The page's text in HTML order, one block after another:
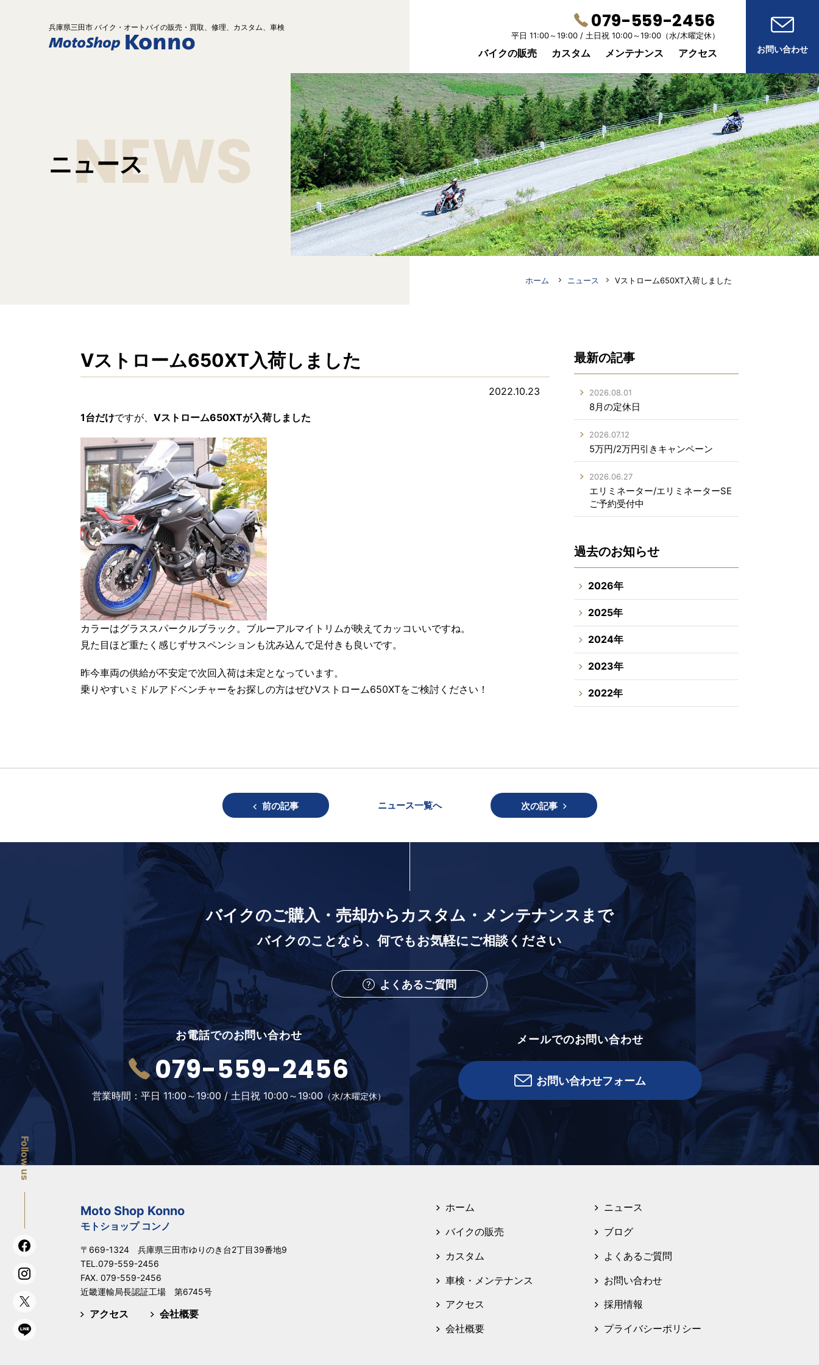
兵庫県三田市 バイク ・オートバイの販売・買取、修理、カスタム、車検 079-559-2456
平日 11:00～19:00 / 土日祝 10:00～19:00（水/木曜定休）
バイクの販売 カスタム メンテナンス アクセス お問い合わせ
ニュース
NEWS
ホーム ニュース Vストローム650XT入荷しました
Vストローム650XT入荷しました
2022.10.23
1台だけですが、 Vストローム650XTが入荷しました
カラーはグラススパークルブラック。ブルーアルマイトリムが映えてカッコいいですね。
見た目ほど重たく感じずサスペンションも沈み込んで足付きも良いです。
昨今車両の供給が不安定で次回入荷は未定となっています。
乗りやすいミドルアドベンチャーをお探しの方はぜひVストローム650XTをご検討ください！
最新の記事
2026.08.01
8月の定休日
2026.07.12
5万円/2万円引きキャンペーン
2026.06.27
エリミネーター/エリミネーターSE
ご予約受付中
過去のお知らせ
2026年
2025年
2024年
2023年
2022年
前の記事 ニュース一覧へ 次の記事
バイクのご購入・売却から カスタム・メンテナンスまで
バイクのことなら、何でもお気軽にご相談ください
よくあるご質問
お電話でのお問い合わせ
079-559-2456
営業時間： 平日 11:00～19:00 /土日祝 10:00～19:00（水/木曜定休）
メールでのお問い合わせ
お問い合わせフォーム
Moto Shop Konno
モトショップ コンノ
〒669-1324 兵庫県三田市ゆりのき台2丁目39番地9
TEL.079-559-2456
FAX. 079-559-2456
近畿運輸局長認証工場 第6745号
アクセス 会社概要
ホーム
バイクの販売
カスタム
車検・メンテナンス
アクセス
会社概要
ニュース
ブログ
よくあるご質問
お問い合わせ
採用情報
プライバシーポリシー
Follow us